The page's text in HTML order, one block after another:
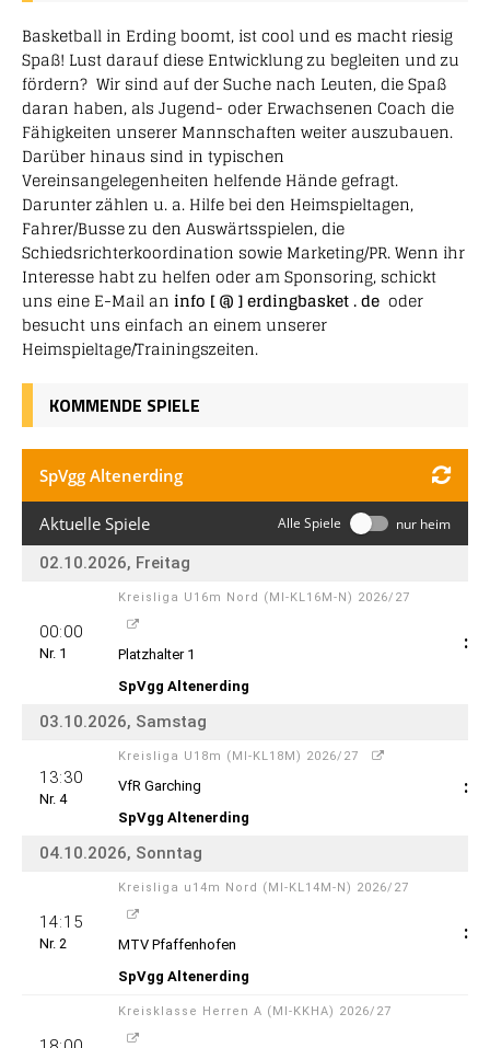
Basketball in Erding boomt, ist cool und es macht riesig
Spaß! Lust darauf diese Entwicklung zu begleiten und zu
fördern? Wir sind auf der Suche nach Leuten, die Spaß
daran haben, als Jugend- oder Erwachsenen Coach die
Fähigkeiten unserer Mannschaften weiter auszubauen.
Darüber hinaus sind in typischen
Vereinsangelegenheiten helfende Hände gefragt.
Darunter zählen u. a. Hilfe bei den Heimspieltagen,
Fahrer/Busse zu den Auswärtsspielen, die
Schiedsrichterkoordination sowie Marketing/PR. Wenn ihr
Interesse habt zu helfen oder am Sponsoring, schickt
uns eine E-Mail an info [ @ ] erdingbasket . de oder
besucht uns einfach an einem unserer
Heimspieltage/Trainingszeiten.
KOMMENDE SPIELE